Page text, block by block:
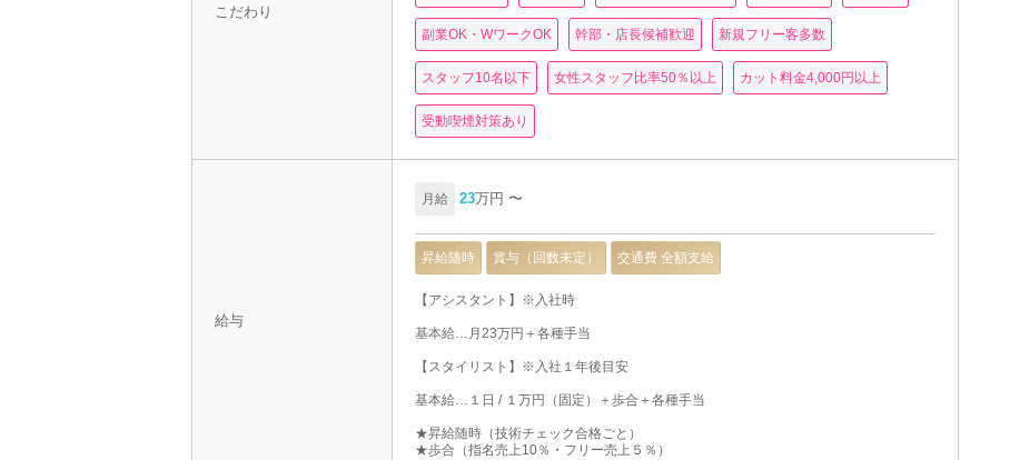
こだわり
副業OK・WワークOK 幹部・店長候補歓迎 新規フリー客多数
スタッフ10名以下 女性スタッフ比率50％以上 カット料金4,000円以上
受動喫煙対策あり
給与
月給 23万円 〜
昇給随時 賞与（回数未定） 交通費 全額支給
【アシスタント】※入社時
基本給…月23万円＋各種手当
【スタイリスト】※入社１年後目安
基本給…１日 / １万円（固定）＋歩合＋各種手当
★昇給随時（技術チェック合格ごと）
★歩合（指名売上10％・フリー売上５％）